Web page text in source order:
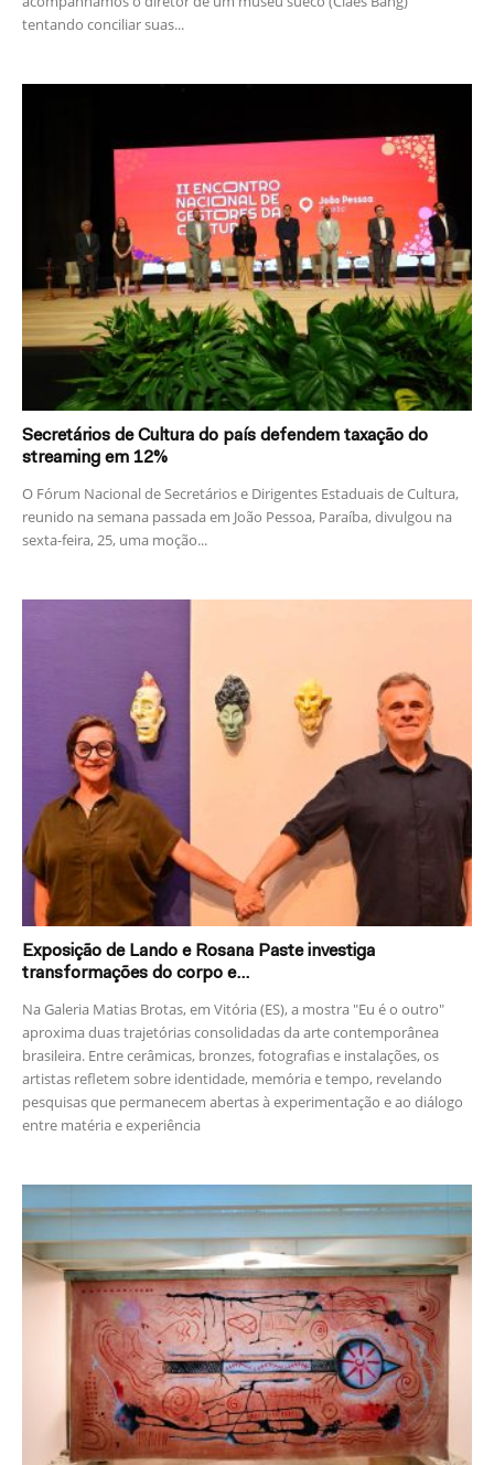
tentando conciliar suas...
Secretários de Cultura do país defendem taxação do
streaming em 12%
O Fórum Nacional de Secretários e Dirigentes Estaduais de Cultura,
reunido na semana passada em João Pessoa, Paraíba, divulgou na
sexta-feira, 25, uma moção...
Exposição de Lando e Rosana Paste investiga
transformações do corpo e...
Na Galeria Matias Brotas, em Vitória (ES), a mostra "Eu é o outro"
aproxima duas trajetórias consolidadas da arte contemporânea
brasileira. Entre cerâmicas, bronzes, fotografias e instalações, os
artistas refletem sobre identidade, memória e tempo, revelando
pesquisas que permanecem abertas à experimentação e ao diálogo
entre matéria e experiência